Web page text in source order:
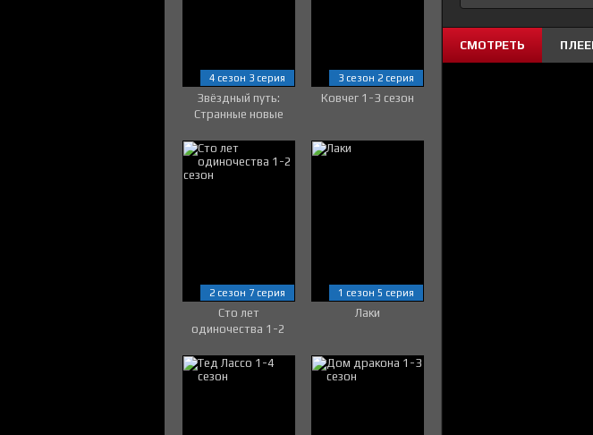
СМОТРЕТЬ
Звёздный путь:
Странные новые
4 сезон 3 серия
Ковчег 1-3 сезон
3 сезон 2 серия
Сто лет
одиночества 1-2
2 сезон 7 серия
Лаки
1 сезон 5 серия